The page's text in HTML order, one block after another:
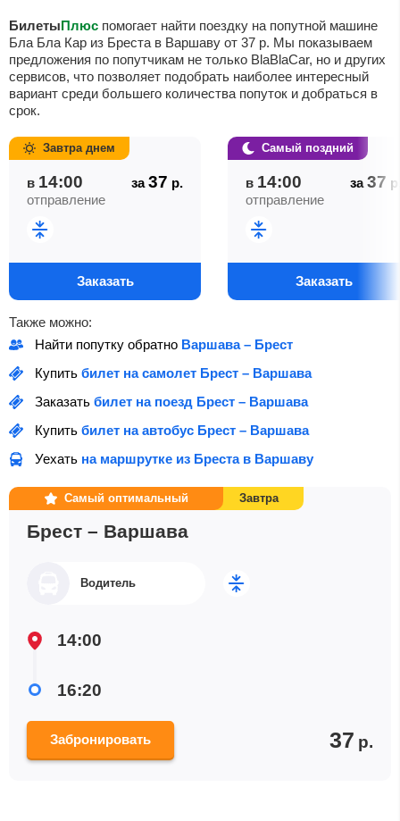
БилетыПлюс помогает найти поездку на попутной машине
Бла Бла Кар из Бреста в Варшаву от 37 р. Мы показываем
предложения по попутчикам не только BlaBlaCar, но и других
сервисов, что позволяет подобрать наиболее интересный
вариант среди большего количества попуток и добраться в
срок.
в 14:00 за37 р.
отправление
Заказать
Завтра днем
в 14:00 за37
отправление
Заказать
Самый поздний
Также можно:
Найти попутку обратно Варшава – Брест
Купить билет на самолет Брест – Варшава
Заказать билет на поезд Брест – Варшава
Купить билет на автобус Брест – Варшава
Уехать на маршрутке из Бреста в Варшаву
Самый оптимальный Завтра
Брест – Варшава
Водитель
14:00
16:20
Забронировать 37 р.